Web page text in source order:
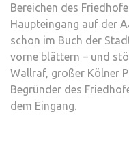
Bereichen des
Haupteingang auf der
schon im Buch der
vorne blättern – und
Wallraf, großer Kölner
Begründer des
dem Eingang.